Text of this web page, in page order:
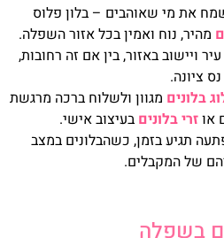
את מי שאוהבים – בלון פלוס
מהיר, נוח ואמין בכל אזור השפלה.
ויישוב באזור, בין אם זה רחובות,
ציונה.
בלונים מגוון ולשלוח ברכה מרגשת
אוזרי בלונים בעיצוב אישי.
תגיע בזמן, כשהבלונים במצב
של המקבלים.
בשפלה